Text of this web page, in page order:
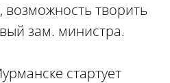
возможность творить
зам. министра.
стартует